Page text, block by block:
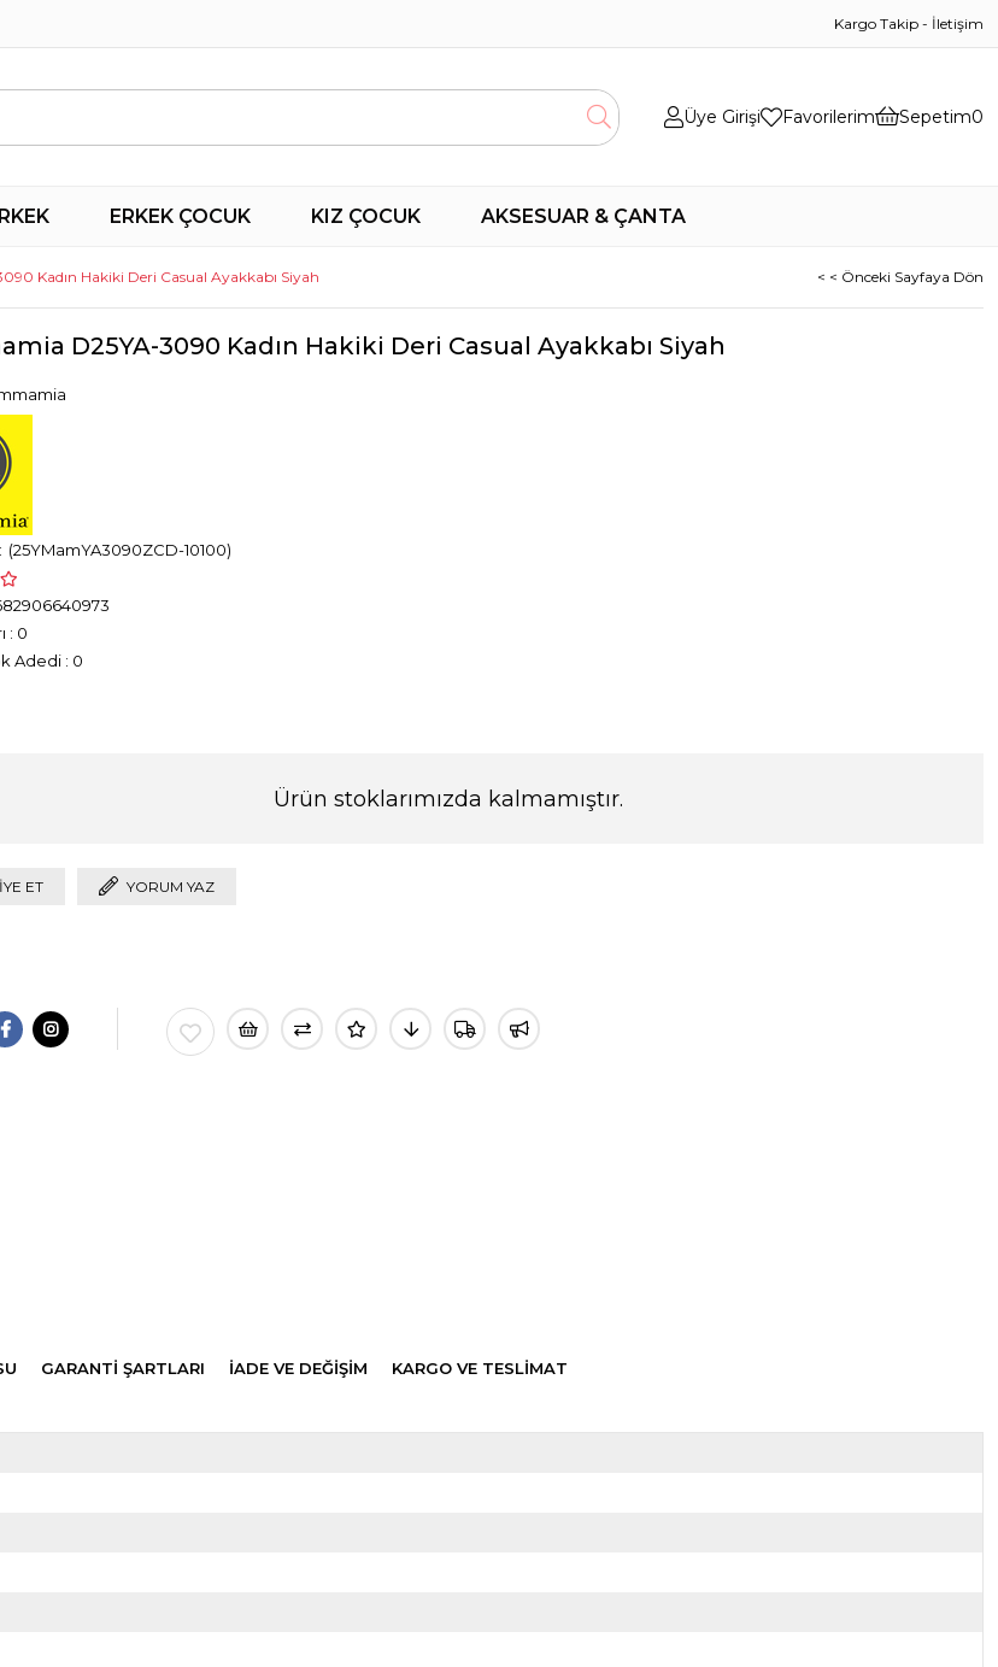
Kargo Takip - İletişim
Üye Girişi Favorilerim Sepetim0
ERKEK ÇOCUK KIZ ÇOCUK AKSESUAR & ÇANTA
Kadın Hakiki Deri Casual Ayakkabı Siyah < < Önceki Sayfaya Dön
D25YA-3090 Kadın Hakiki Deri Casual Ayakkabı Siyah
(25YMamYA3090ZCD-10100)
: 0
Adedi : 0
Ürün stoklarımızda kalmamıştır.
ET YORUM YAZ
GARANTİ ŞARTLARI İADE VE DEĞİŞİM KARGO VE TESLİMAT